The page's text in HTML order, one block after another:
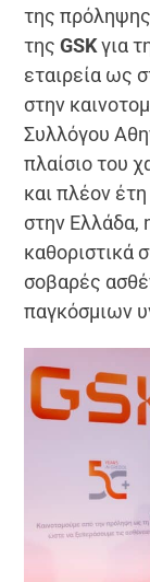
της
τηςGSKγια
εταιρεία ως
στην
Συλλόγου
πλαίσιο του
και πλέον
στην Ελλάδα,
καθοριστικά
σοβαρές
παγκόσμιων